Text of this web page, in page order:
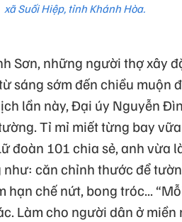
xã Suối Hiệp, tỉnh Khánh Hòa.
Sơn, những người thợ xây
sáng sớm đến chiều muộn
lần này, Đại úy Nguyễn
Tỉ mỉ miết từng bay
đoàn 101 chia sẻ, anh vừa
căn chỉnh thước để
chế nứt, bong tróc...
Làm cho người dân ở